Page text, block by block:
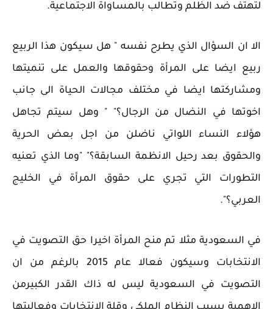
لتهتف ضد الظلم وتطالب بالمساواة الاجتماعية.
الا ان السؤال الذي يطرح نفسه " هل سيكون هذا الربيع
ربيع ايضا على المرأة وحقوقها والعمل على تنميتها
ومشاركتها ايضا في مختلف مجالات الحياة الى جانب
اخوتها في النضال من الرجال؟" " وهل سيتم تجاهل
هؤلاء النساء اللواتي ناضلن من اجل بعض الحرية
والحقوق بعد رحيل الانظمة السابقة؟" "وما الذي تعنيه
التطورات التي تجري على حقوق المرأة في الخليج
العربي؟".
في السعودية مثلا تم منح المرأة اخيرا حق التصويت في
الانتخابات وسيكون فعالا عام 2015 بالرغم من ان
التصويت في السعودية ليس له ذاك القدر الكبيرمن